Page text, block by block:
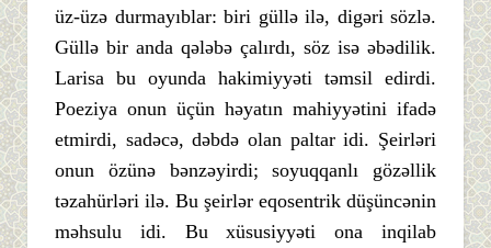
üz-üzə durmayıblar: biri güllə ilə, digəri sözlə.
Güllə bir anda qələbə çalırdı, söz isə əbədilik.
Larisa bu oyunda hakimiyyəti təmsil edirdi.
Poeziya onun üçün həyatın mahiyyətini ifadə
etmirdi, sadəcə, dəbdə olan paltar idi. Şeirləri
onun özünə bənzəyirdi; soyuqqanlı gözəllik
təzahürləri ilə. Bu şeirlər eqosentrik düşüncənin
məhsulu idi. Bu xüsusiyyəti ona inqilab